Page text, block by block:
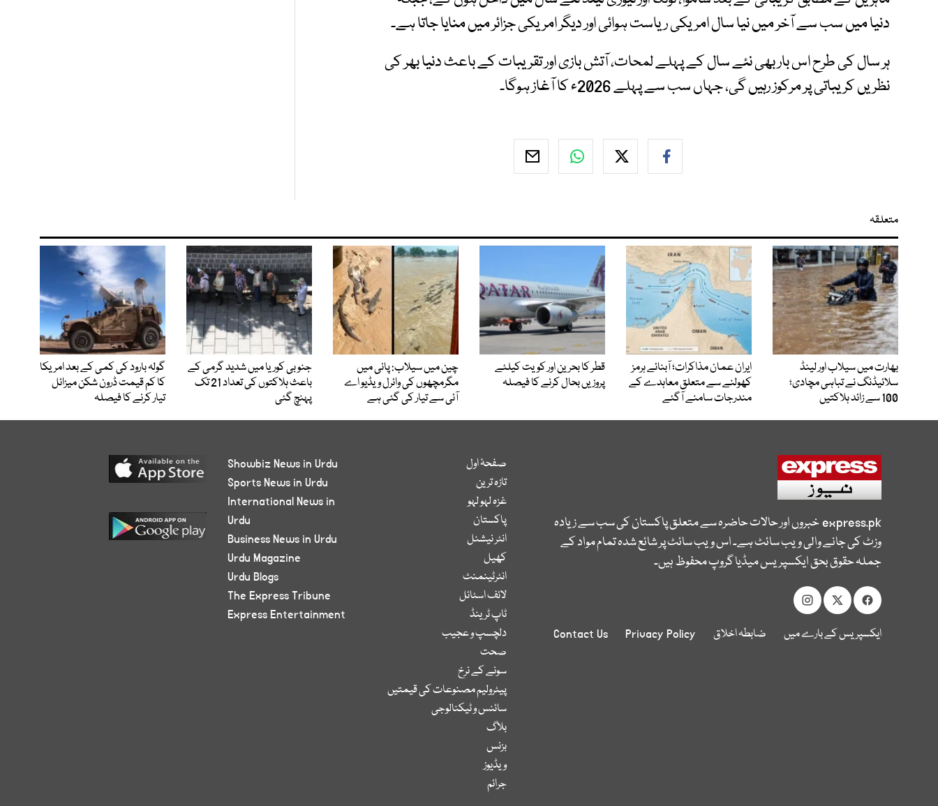
دنیا میں سب سے آخر میں نیا سال امریکی ریاست ہوائی اور دیگر امریکی جزائر میں منایا جاتا ہے۔
ہر سال کی طرح اس بار بھی نئے سال کے پہلے لمحات، آتش بازی اور تقریبات کے باعث دنیا بھر کی
نظریں کریباتی پر مرکوز رہیں گی، جہاں سب سے پہلے 2026ء کا آغاز ہوگا۔
متعلقہ
بھارت میں سیلاب اور لینڈ
سلائیڈنگ نے تباہی مچادی؛
100 سے زائد ہلاکتیں
ایران عمان مذاکرات؛ آبنائے ہرمز
کھولنے سے متعلق معاہدے کے
مندرجات سامنے آگئے
قطر کا بحرین اور کویت کیلئے
پروزیں بحال کرنے کا فیصلہ
چین میں سیلاب: پانی میں
مگرمچھوں کی وائرل ویڈیو اے
آئی سے تیار کی گئی ہے
جنوبی کوریا میں شدید گرمی کے
باعث ہلاکتوں کی تعداد 21 تک
پہنچ گئی
گولہ بارود کی کمی کے بعد امریکا
کا کم قیمت ڈرون شکن میزائل
تیار کرنے کا فیصلہ
express.pkخبروں اور حالات حاضرہ سے متعلق پاکستان کی سب سے زیادہ
وزٹ کی جانے والی ویب سائٹ ہے۔ اس ویب سائٹ پر شائع شدہ تمام مواد کے
جملہ حقوق بحق ایکسپریس میڈیا گروپ محفوظ ہیں۔
ایکسپریس کے بارے میں ضابطہ اخلاق Privacy Policy
Contact Us
صفحۂ اول
تازہ ترین
غزہ لہو لہو
پاکستان
انٹر نیشنل
کھیل
انٹرٹینمنٹ
لائف اسٹائل
ٹاپ ٹرینڈ
دلچسپ و عجیب
صحت
سونے کے نرخ
پیٹرولیم مصنوعات کی قیمتیں
سائنس و ٹیکنالوجی
بلاگ
بزنس
ویڈیوز
جرائم
Showbiz News in Urdu
Sports News in Urdu
International News in
Urdu
Business News in Urdu
Urdu Magazine
Urdu Blogs
The Express Tribune
Express Entertainment